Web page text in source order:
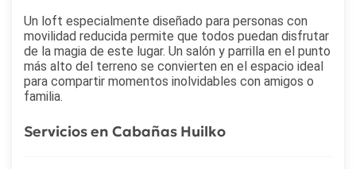
Un loft especialmente diseñado para personas con
movilidad reducida permite que todos puedan disfrutar
de la magia de este lugar. Un salón y parrilla en el punto
más alto del terreno se convierten en el espacio ideal
para compartir momentos inolvidables con amigos o
familia.
Servicios en Cabañas Huilko